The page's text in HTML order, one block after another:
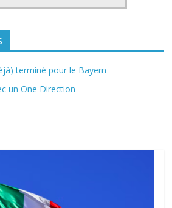
terminé pour le Bayern
un One Direction